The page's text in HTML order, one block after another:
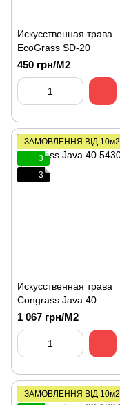
Искусственная трава
EcoGrass SD-20
450 грн/М2
ЗАМОВЛЕННЯ ВІД 10м2
3
3
Искусственная трава
Congrass Java 40
1 067 грн/М2
ЗАМОВЛЕННЯ ВІД 10м2